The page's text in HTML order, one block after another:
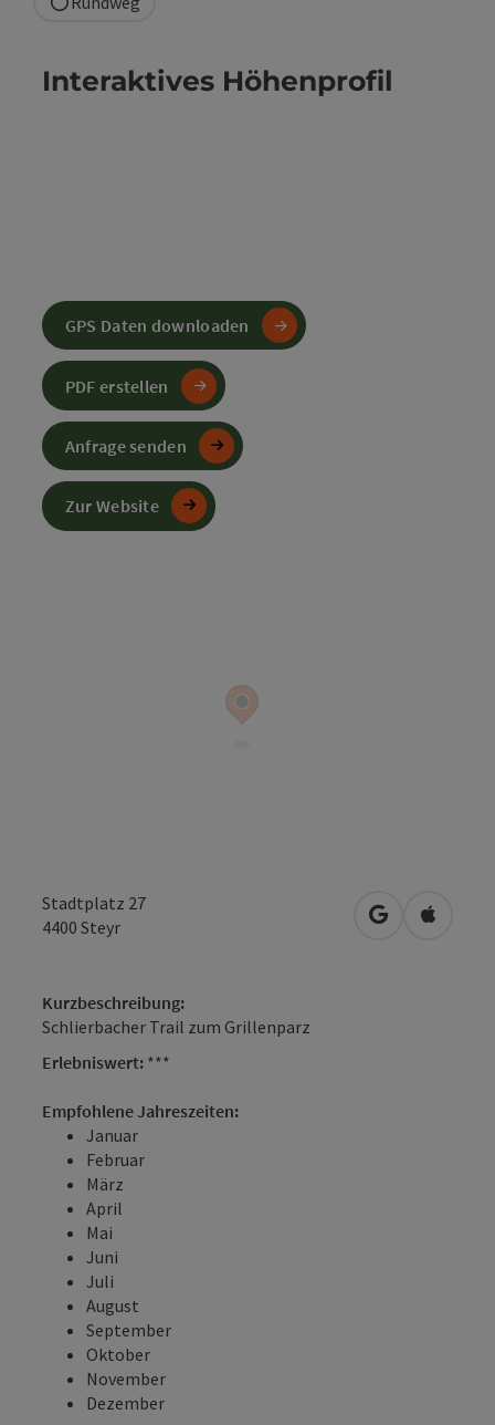
Stadtplatz 27
4400 Steyr in Google
in
Kurzbeschreibung:
Schlierbacher Trail zum Grillenparz
Erlebniswert: ***
Empfohlene Jahreszeiten:
Januar
Februar
März
April
Mai
Juni
Juli
August
September
Oktober
November
Dezember
Interaktives Höhenprofil
GPS Daten downloaden
PDF erstellen
Anfrage senden
Zur Website